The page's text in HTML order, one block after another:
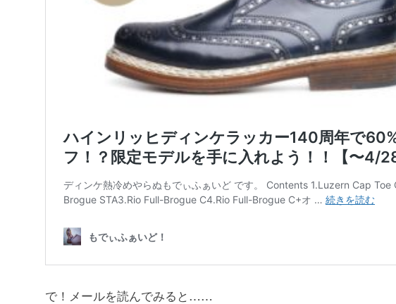
で！メールを読んでみると……